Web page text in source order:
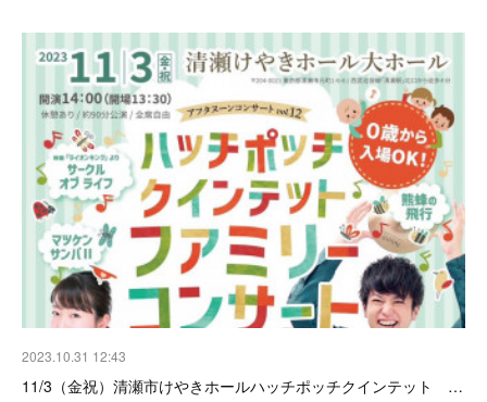
2023.10.31 12:43
11/3（金祝）清瀬市けやきホールハッチポッチクインテット …